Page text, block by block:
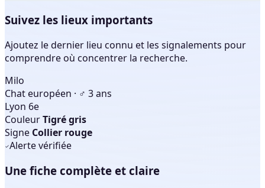
Suivez les lieux importants
Ajoutez le dernier lieu connu et les signalements pour
comprendre où concentrer la recherche.
Milo
Chat européen · ♂ 3 ans
Lyon 6e
CouleurTigré gris
Signe Collier rouge
Alerte vérifiée
Une fiche complète et claire